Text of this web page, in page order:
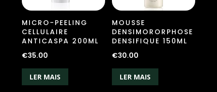
MICRO-PEELING
CELLULAIRE
ANTICASPA 200ML
€35.00
LER MAIS
MOUSSE
DENSIMORORPHOSE
DENSIFIQUE 150ML
€30.00
LER MAIS